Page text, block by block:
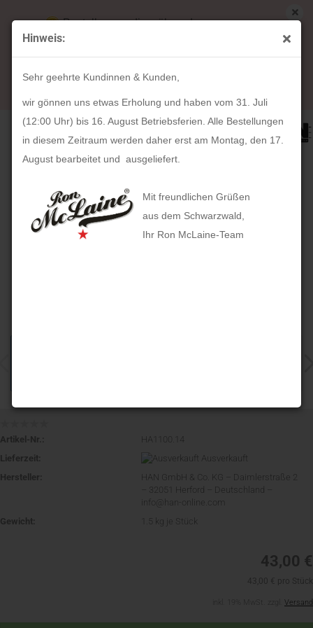
Hinweis:
Sehr geehrte Kundinnen & Kunden,
wir gönnen uns etwas Erholung und haben vom 31. Juli
(12:00 Uhr) bis 16. August Betriebsferien. Alle Bestellungen
in diesem Zeitraum werden daher erst am Montag, den 17.
August bearbeitet und ausgeliefert.
Mit freundlichen Grüßen
aus dem Schwarzwald,
Ihr Ron McLaine-Team
Bestellungen die während unserer
Betriebsferien (31. Juli ab 12:00 Uhr bis 16.
August) aufgegeben werden, werden ab Montag,
17. August bearbeitet und versendet.
« Erster « zurück weiter »
Letzter »
Artikel in dieser Kategorie
HAN | Allison Smart-Box Plus (royal blue)
Artikel-Nr.:
HA1100.14
Lieferzeit:
Ausverkauft
Hersteller:
HAN GmbH & Co. KG – Daimlerstraße 2
– 32051 Herford – Deutschland –
info@han-online.com
Gewicht:
kg je Stück
43,00 €
Versand